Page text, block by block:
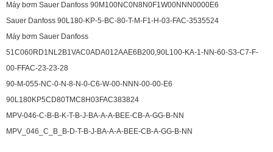
Máy bơm Sauer Danfoss 90M100NC0N8N0F1W00NNN0000E6
Sauer Danfoss 90L180-KP-5-BC-80-T-M-F1-H-03-FAC-3535524
Máy bơm Sauer Danfoss
51C060RD1NL2B1VAC0ADA012AAE6B200,90L100-KA-1-NN-60-S3-C7-F-
00-FFAC-23-23-28
90-M-055-NC-0-N-8-N-0-C6-W-00-NNN-00-00-E6
90L180KP5CD80TMC8H03FAC383824
MPV-046-C-B-B-K-T-B-J-BA-A-A-BEE-CB-A-GG-B-NN
MPV_046_C_B_B-D-T-B-J-BA-A-A-BEE-CB-A-GG-B-NN